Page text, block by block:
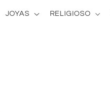
JOYAS RELIGIOSO